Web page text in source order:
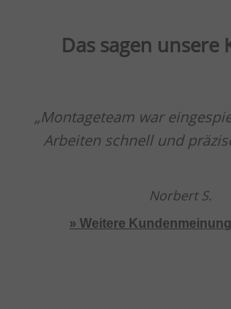
Das sagen unsere
Montageteam war
Arbeiten schnell und
Norbert S.
» Weitere